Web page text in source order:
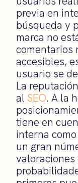
previa en
búsqueda y
marca no
comentarios
accesibles,
usuario se
La
al SEO. A la
tiene en
interna
un gran